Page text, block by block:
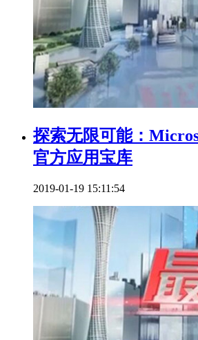
探索无限可能：
官方应用宝库
2019-01-19 15:11:54